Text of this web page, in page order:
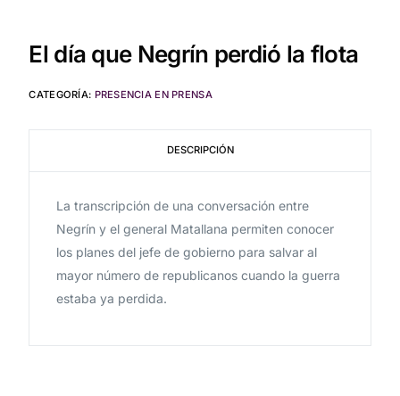
El día que Negrín perdió la flota
CATEGORÍA: PRESENCIA EN PRENSA
DESCRIPCIÓN
La transcripción de una conversación entre
Negrín y el general Matallana permiten conocer
los planes del jefe de gobierno para salvar al
mayor número de republicanos cuando la guerra
estaba ya perdida.